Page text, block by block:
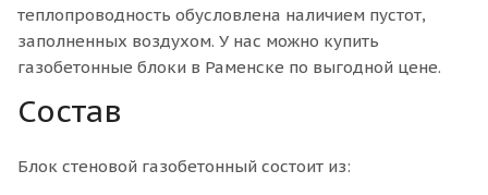
теплопроводность обусловлена наличием пустот,
заполненных воздухом. У нас можно купить
газобетонные блоки в Раменске по выгодной цене.
Состав
Блок стеновой газобетонный состоит из: